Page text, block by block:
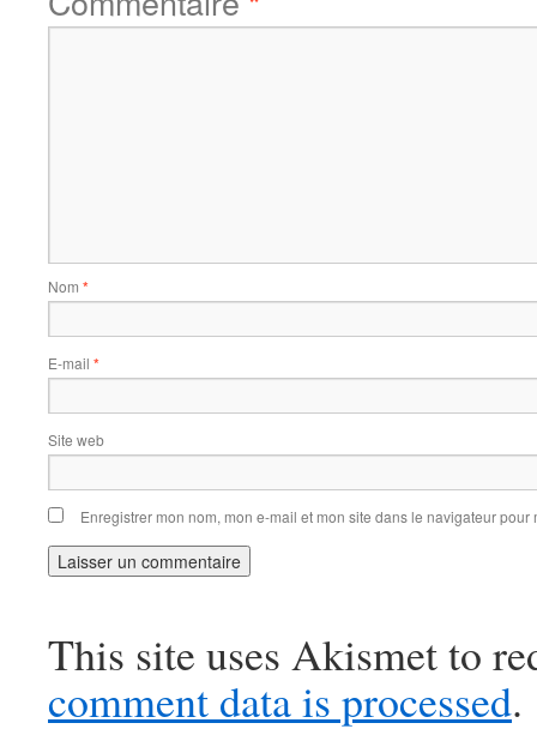
Nom *
E-mail *
Site web
Enregistrer mon nom, mon e-mail et mon site dans le navigateur
This site uses Akismet to
comment data is processed.